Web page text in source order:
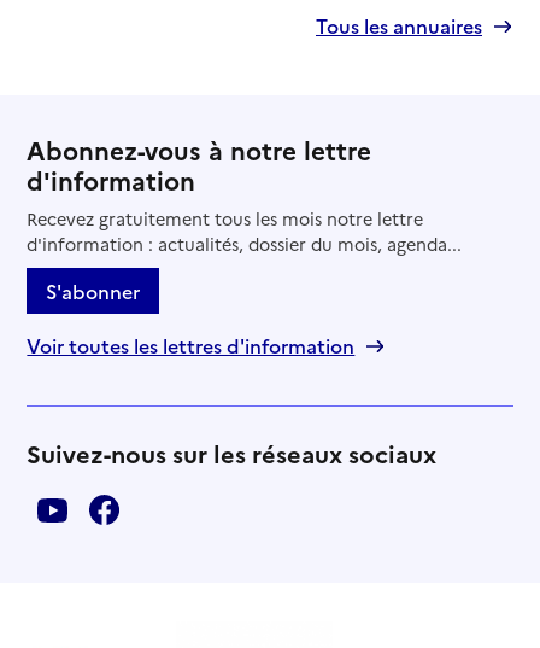
Tous les annuaires
Abonnez-vous à notre lettre
d'information
Recevez gratuitement tous les mois notre lettre
d'information : actualités, dossier du mois, agenda...
S'abonner
Voir toutes les lettres d'information
Suivez-nous sur les réseaux sociaux